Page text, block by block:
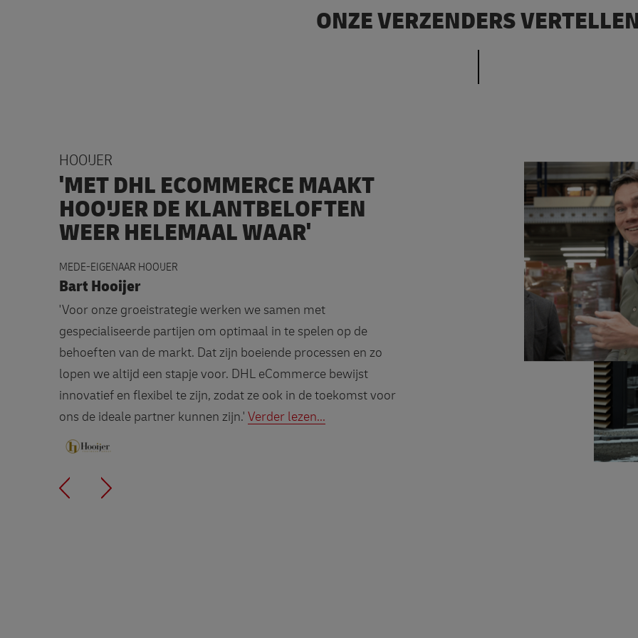
ONZE VERZENDERS
HOOIJER
'MET DHL ECOMMERCE MAAKT
HOOIJER DE KLANTBELOFTEN
WEER HELEMAAL WAAR'
MEDE-EIGENAAR HOOIJER
Bart Hooijer
'Voor onze groeistrategie werken we samen met
gespecialiseerde partijen om optimaal in te spelen op de
behoeften van de markt. Dat zijn boeiende processen en zo
lopen we altijd een stapje voor. DHL eCommerce bewijst
innovatief en flexibel te zijn, zodat ze ook in de toekomst voor
ons de ideale partner kunnen zijn.' Verder lezen...